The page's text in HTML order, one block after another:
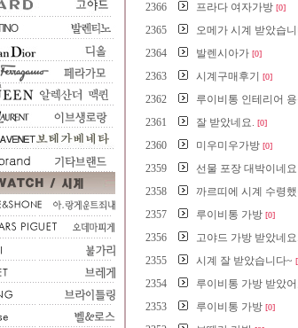
2366
프라다 여자가방 [0]
2365
오메가 시계 받았습
2364
발렌시아가 [0]
2363
시계구매후기 [0]
2362
루이비통 인테리어 용
2361
잘 받았네요. [0]
2360
미우미우가방 [0]
2359
선물 포장 대박이네요
2358
까르띠에 시계 수령
2357
루이비통 가방 [0]
2356
고야드 가방 받았네요.
2355
시계 잘 받았습니다~
2354
루이비통 가방 받았
2353
루이비통 가방 [0]